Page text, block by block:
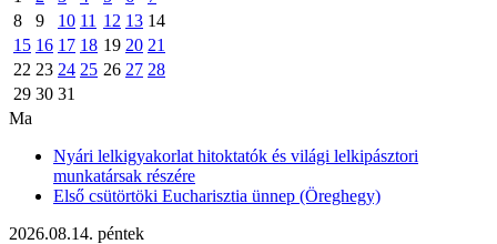
8
9 10 11 12 13 14
15 16 17 18 19 20 21
22 23 24 25 26 27 28
29 30 31
Ma
Nyári lelkigyakorlat hitoktatók és világi lelkipásztori
munkatársak részére
Első csütörtöki Eucharisztia ünnep (Öreghegy)
2026.08.14. péntek